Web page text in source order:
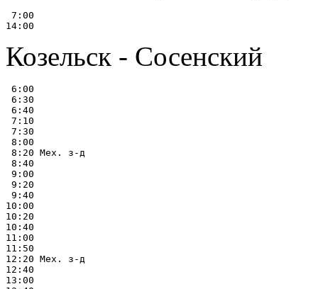
7:00
Козельск - Сосенский
6:00
6:30
6:40
7:10
7:30
8:00
8:20 Мех. з-д
8:40
9:00
9:20
9:40
10:00
10:20
10:40
11:00
11:50
12:20 Мех. з-д
12:40
13:00